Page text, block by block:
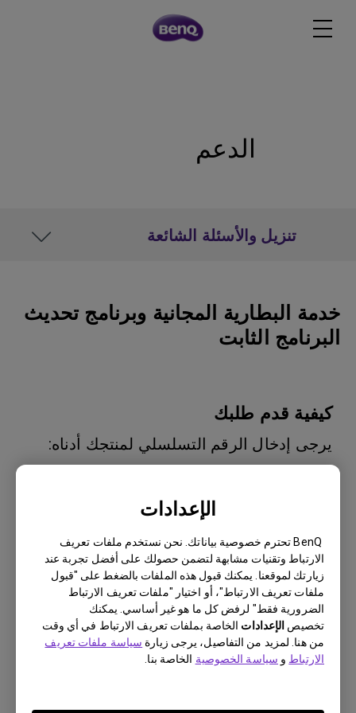
الإعدادات
BenQ تحترم خصوصية بياناتك. نحن نستخدم ملفات تعريف
الارتباط وتقنيات مشابهة لتضمن حصولك على أفضل تجربة عند
زيارتك لموقعنا. يمكنك قبول هذه الملفات بالضغط على "قبول
ملفات تعريف الارتباط"، أو اختيار "ملفات تعريف الارتباط
الضرورية فقط" لرفض كل ما هو غير أساسي. يمكنك
تخصيص الإعدادات الخاصة بملفات تعريف الارتباط في أي وقت
من هنا. لمزيد من التفاصيل، يرجى زيارة سياسة ملفات تعريف
الارتباط و سياسة الخصوصية الخاصة بنا.
الدعم
تنزيل والأسئلة الشائعة
خدمة البطارية المجانية وبرنامج تحديث
البرنامج الثابت
كيفية قدم طلبك
يرجى إدخال الرقم التسلسلي لمنتجك أدناه:
كيفية العثور على الرقم التسلسلي للمنتج